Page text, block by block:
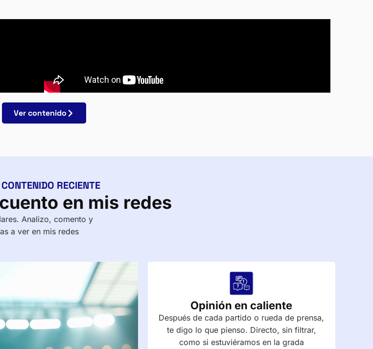
Ver contenido
RECIENTE
en mis redes
Analizo, comento y
a ver en mis redes
Opinión en caliente
Después de cada partido o rueda de prensa,
te digo lo que pienso. Directo, sin filtrar,
como si estuviéramos en la grada